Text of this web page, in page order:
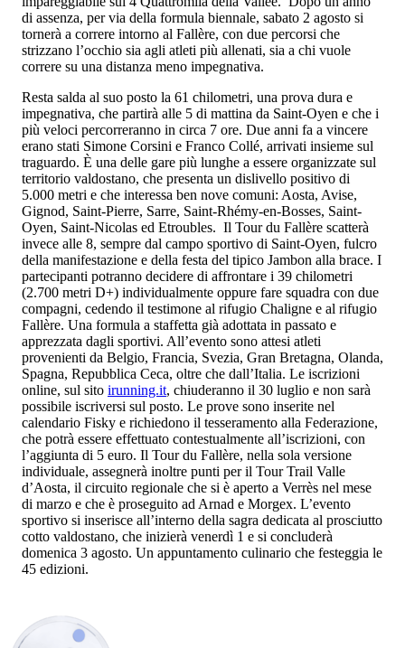
di assenza, per via della formula biennale, sabato 2 agosto si
tornerà a correre intorno al Fallère, con due percorsi che
strizzano l’occhio sia agli atleti più allenati, sia a chi vuole
correre su una distanza meno impegnativa.
Resta salda al suo posto la 61 chilometri, una prova dura e
impegnativa, che partirà alle 5 di mattina da Saint-Oyen e che i
più veloci percorreranno in circa 7 ore. Due anni fa a vincere
erano stati Simone Corsini e Franco Collé, arrivati insieme sul
traguardo. È una delle gare più lunghe a essere organizzate sul
territorio valdostano, che presenta un dislivello positivo di
5.000 metri e che interessa ben nove comuni: Aosta, Avise,
Gignod, Saint-Pierre, Sarre, Saint-Rhémy-en-Bosses, Saint-
Oyen, Saint-Nicolas ed Etroubles. Il Tour du Fallère scatterà
invece alle 8, sempre dal campo sportivo di Saint-Oyen, fulcro
della manifestazione e della festa del tipico Jambon alla brace. I
partecipanti potranno decidere di affrontare i 39 chilometri
(2.700 metri D+) individualmente oppure fare squadra con due
compagni, cedendo il testimone al rifugio Chaligne e al rifugio
Fallère. Una formula a staffetta già adottata in passato e
apprezzata dagli sportivi. All’evento sono attesi atleti
provenienti da Belgio, Francia, Svezia, Gran Bretagna, Olanda,
Spagna, Repubblica Ceca, oltre che dall’Italia. Le iscrizioni
online, sul sito irunning.it, chiuderanno il 30 luglio e non sarà
possibile iscriversi sul posto. Le prove sono inserite nel
calendario Fisky e richiedono il tesseramento alla Federazione,
che potrà essere effettuato contestualmente all’iscrizioni, con
l’aggiunta di 5 euro. Il Tour du Fallère, nella sola versione
individuale, assegnerà inoltre punti per il Tour Trail Valle
d’Aosta, il circuito regionale che si è aperto a Verrès nel mese
di marzo e che è proseguito ad Arnad e Morgex. L’evento
sportivo si inserisce all’interno della sagra dedicata al prosciutto
cotto valdostano, che inizierà venerdì 1 e si concluderà
domenica 3 agosto. Un appuntamento culinario che festeggia le
45 edizioni.